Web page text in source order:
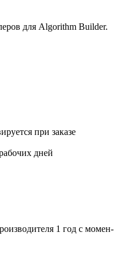
для Algorithm Builder.
при заказе
дней
1 год с мо­мен­